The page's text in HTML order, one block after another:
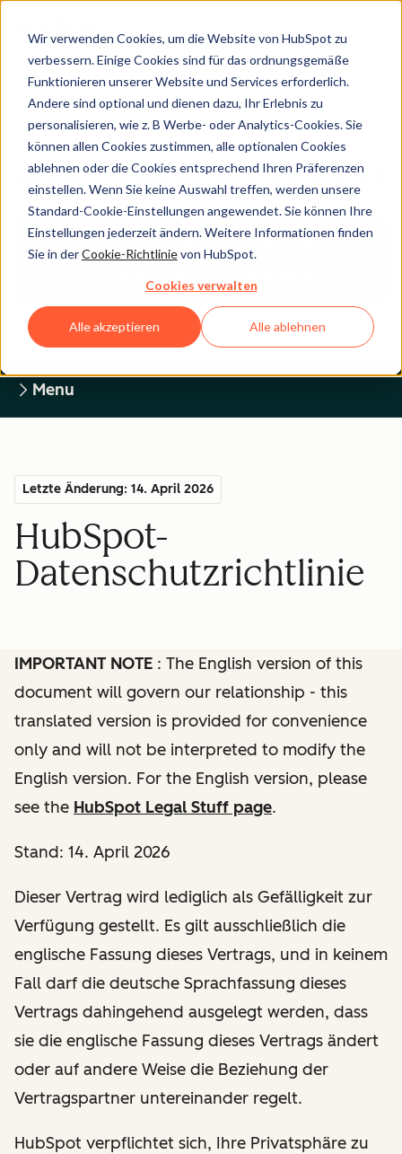
Wir verwenden Cookies, um die Website von HubSpot zu
verbessern. Einige Cookies sind für das ordnungsgemäße
Funktionieren unserer Website und Services erforderlich.
Andere sind optional und dienen dazu, Ihr Erlebnis zu
personalisieren, wie z. B Werbe- oder Analytics-Cookies. Sie
können allen Cookies zustimmen, alle optionalen Cookies
ablehnen oder die Cookies entsprechend Ihren Präferenzen
einstellen. Wenn Sie keine Auswahl treffen, werden unsere
Standard-Cookie-Einstellungen angewendet. Sie können Ihre
Einstellungen jederzeit ändern. Weitere Informationen finden
Sie in derCookie-Richtlinievon HubSpot.
Cookies verwalten
Alle akzeptieren Alle ablehnen
Legal Center
HUBSPOT-DATENSCHUTZRICHTLINIE
Zurück zum Überblick über die
Menu
Letzte Änderung: 14. April 2026
HubSpot-
Datenschutzrichtlinie
IMPORTANT NOTE : The English version of this
document will govern our relationship - this
translated version is provided for convenience
only and will not be interpreted to modify the
English version. For the English version, please
see the HubSpot Legal Stuff page.
Stand: 14. April 2026
Dieser Vertrag wird lediglich als Gefälligkeit zur
Verfügung gestellt. Es gilt ausschließlich die
englische Fassung dieses Vertrags, und in keinem
Fall darf die deutsche Sprachfassung dieses
Vertrags dahingehend ausgelegt werden, dass
sie die englische Fassung dieses Vertrags ändert
oder auf andere Weise die Beziehung der
Vertragspartner untereinander regelt.
HubSpot verpflichtet sich, Ihre Privatsphäre zu